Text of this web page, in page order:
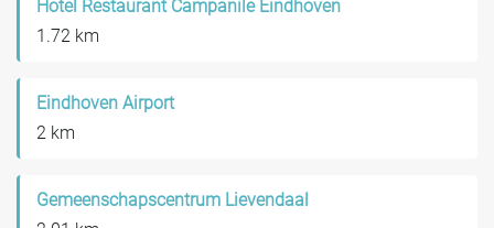
Hotel Restaurant Campanile Eindhoven
1.72 km
Eindhoven Airport
2 km
Gemeenschapscentrum Lievendaal